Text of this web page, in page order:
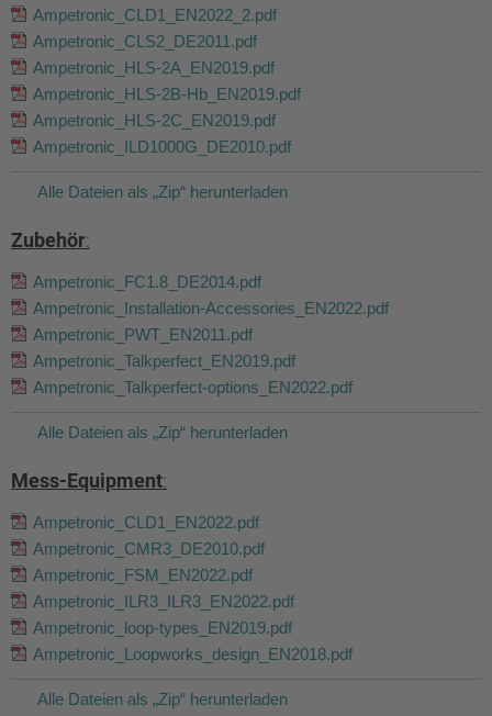
Ampetronic_CLD1_EN2022_2.pdf
Ampetronic_CLS2_DE2011.pdf
Ampetronic_HLS-2A_EN2019.pdf
Ampetronic_HLS-2B-Hb_EN2019.pdf
Ampetronic_HLS-2C_EN2019.pdf
Ampetronic_ILD1000G_DE2010.pdf
Alle Dateien als „Zip“ herunterladen
Zubehör:
Ampetronic_FC1.8_DE2014.pdf
Ampetronic_Installation-Accessories_EN2022.pdf
Ampetronic_PWT_EN2011.pdf
Ampetronic_Talkperfect_EN2019.pdf
Ampetronic_Talkperfect-options_EN2022.pdf
Alle Dateien als „Zip“ herunterladen
Mess-Equipment:
Ampetronic_CLD1_EN2022.pdf
Ampetronic_CMR3_DE2010.pdf
Ampetronic_FSM_EN2022.pdf
Ampetronic_ILR3_ILR3_EN2022.pdf
Ampetronic_loop-types_EN2019.pdf
Ampetronic_Loopworks_design_EN2018.pdf
Alle Dateien als „Zip“ herunterladen